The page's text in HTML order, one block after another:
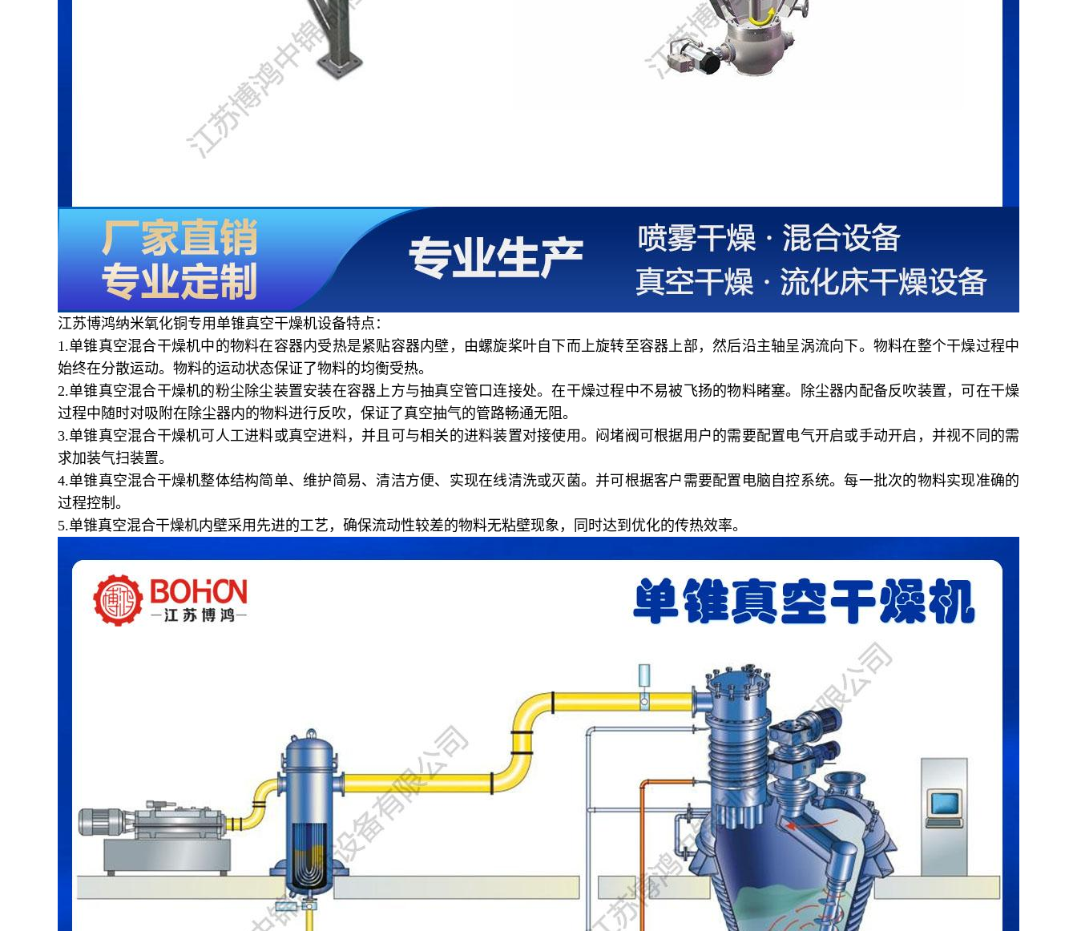
江苏博鸿纳米氧化铜专用单锥真空干燥机设备特点：
1.单锥真空混合干燥机中的物料在容器内受热是紧贴容器内壁，由螺旋桨叶自下而上旋转至容器上部，然后沿主轴呈涡流向下。物料在整个干燥过程中
始终在分散运动。物料的运动状态保证了物料的均衡受热。
2.单锥真空混合干燥机的粉尘除尘装置安装在容器上方与抽真空管口连接处。在干燥过程中不易被飞扬的物料睹塞。除尘器内配备反吹装置，可在干燥
过程中随时对吸附在除尘器内的物料进行反吹，保证了真空抽气的管路畅通无阻。
3.单锥真空混合干燥机可人工进料或真空进料，并且可与相关的进料装置对接使用。闷堵阀可根据用户的需要配置电气开启或手动开启，并视不同的需
求加装气扫装置。
4.单锥真空混合干燥机整体结构简单、维护简易、清洁方便、实现在线清洗或灭菌。并可根据客户需要配置电脑自控系统。每一批次的物料实现准确的
过程控制。
5.单锥真空混合干燥机内壁采用先进的工艺，确保流动性较差的物料无粘壁现象，同时达到优化的传热效率。